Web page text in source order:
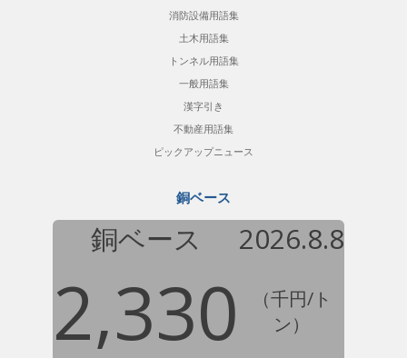
消防設備用語集
土木用語集
トンネル用語集
一般用語集
漢字引き
不動産用語集
ピックアップニュース
銅ベース
銅ベース 2026.8.8
2,330
（千円/ト
ン）